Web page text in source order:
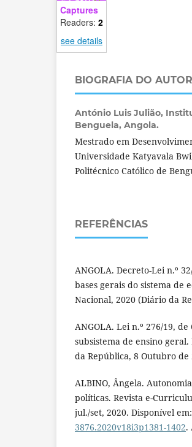
Captures
Readers: 2
see details
BIOGRAFIA DO AUTOR
António Luis Julião,
Benguela, Angola.
Mestrado em
Universidade Katyavala
Politécnico Católico de
REFERÊNCIAS
ANGOLA. Decreto-Lei n.º
bases gerais do sistema de
Nacional, 2020 (Diário da
ANGOLA. Lei n.º 276/19,
subsistema de ensino
da República, 8 Outubro de
ALBINO, Ângela.
políticas. Revista e-
jul./set, 2020. Disponível em:
3876.2020v18i3p1381-1402.